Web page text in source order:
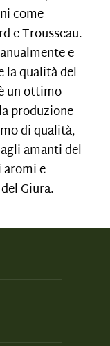
come
e Trousseau.
e
la qualità del
un ottimo
produzione
di qualità,
amanti del
e
Giura.